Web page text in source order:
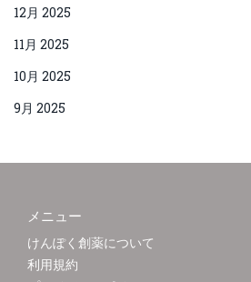
12月 2025
11月 2025
10月 2025
9月 2025
メニュー
けんぽく創薬について
利用規約